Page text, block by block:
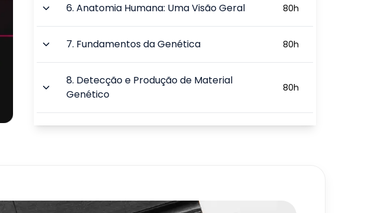
6.Anatomia Humana: Uma Visão Geral 80h
7. Fundamentos da Genética 80h
8. Detecção e Produção de Material
Genético
80h
9.Sequenciamento Genético